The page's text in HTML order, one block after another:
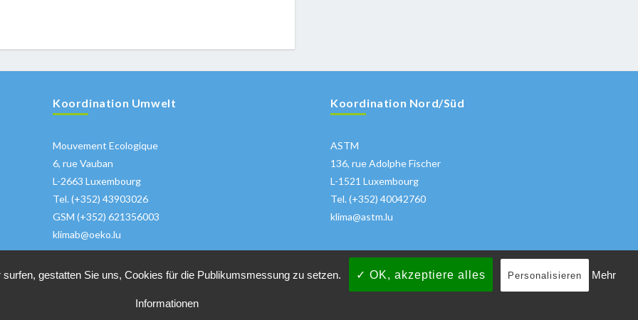
Koordination Umwelt
Mouvement Ecologique
6, rue Vauban
L-2663 Luxembourg
Tel. (+352) 43903026
GSM (+352) 621356003
klimab@oeko.lu
Koordination Nord/Süd
ASTM
136, rue Adolphe Fischer
L-1521 Luxembourg
Tel. (+352) 40042760
klima@astm.lu
2018 All Rights ReservedKlimabuendnis
gestatten Sie uns, Cookies für die Publikumsmessung zu setzen. ✓ OK, akzeptiere alles Personalisieren Mehr
Informationen